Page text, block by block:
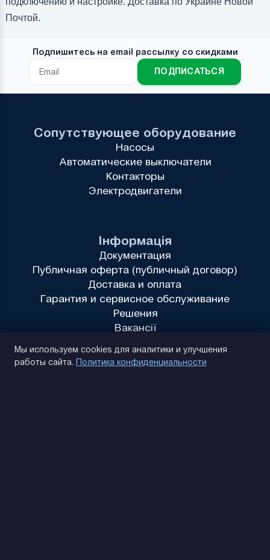
Почтой.
Подпишитесь на email рассылку со скидками
ПОДПИСАТЬСЯ
Інформація
Документация
Публичная оферта (публичный договор)
Доставка и оплата
Гарантия и сервисное обслуживание
Решения
Вакансії
Сопутствующее оборудование
Насосы
Автоматические выключатели
Контакторы
Электродвигатели
Мы используем cookies для аналитики и улучшения
работы сайта. Политика конфиденциальности